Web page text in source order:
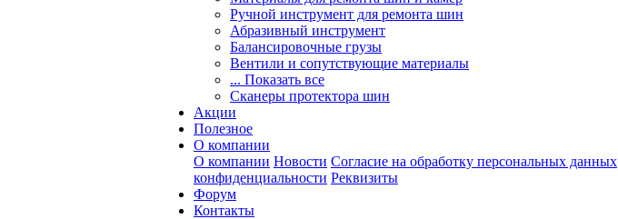
Ручной инструмент для ремонта шин
Абразивный инструмент
Балансировочные грузы
Вентили и сопутствующие материалы
... Показать все
Сканеры протектора шин
Акции
Полезное
О компании
О компании Новости Согласие на обработку персональных данных
конфиденциальности Реквизиты
Форум
Контакты